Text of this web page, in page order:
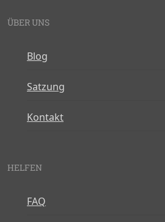
ÜBER UNS
Blog
Satzung
Kontakt
HELFEN
FAQ